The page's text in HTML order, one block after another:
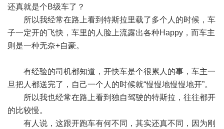
还真就是个B级车了？
所以我经常在路上看到特斯拉里载了多个人的时候，车
子一定开的飞快，车里的人脸上流露出各种Happy，而车主
则是一种无奈+自豪。
有经验的司机都知道，开快车是个很累人的事，车主一
旦把人都送完了，自己一个人的时候就“慢慢地慢慢地开”。
所以我也经常在路上看到独自驾驶的特斯拉，往往都开
的比较慢。
有人说，这跟开跑车有何不同，其实还真不同，因为刚